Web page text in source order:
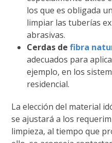
los que es obligada
limpiar las tuberías
abrasivas.
Cerdas defibra
adecuados para
ejemplo, en los
residencial.
La elección del material
se ajustará a los
limpieza, al tiempo que